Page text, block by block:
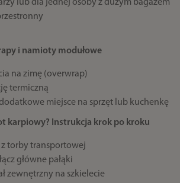
lub dla jednej osoby z dużym bagażem
i namioty modułowe
na zimę (overwrap)
termiczną
miejsce na sprzęt lub kuchenkę
karpiowy? Instrukcja krok po kroku
torby transportowej
główne pałąki
zewnętrzny na szkielecie